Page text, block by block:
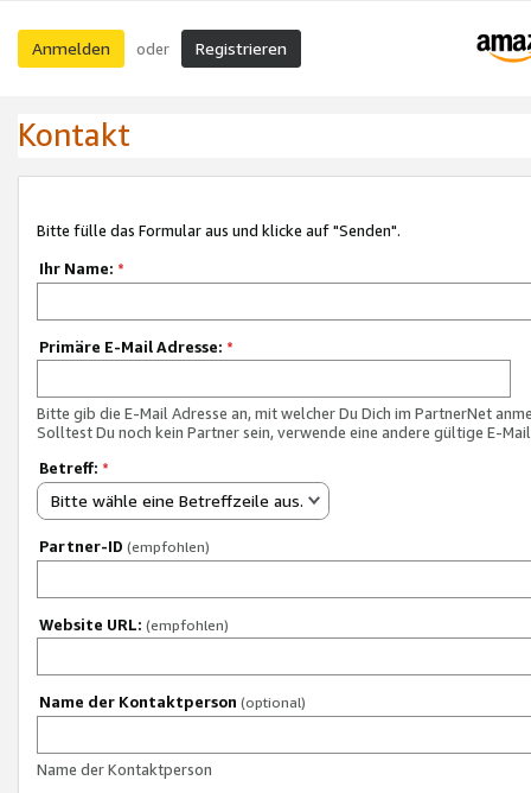
Anmelden oder Registrieren
Kontakt
Bitte fülle das Formular aus und klicke auf "Senden".
Ihr Name: *
Primäre E-Mail Adresse: *
Bitte gib die E-Mail Adresse an, mit welcher Du Dich im PartnerNet
Solltest Du noch kein Partner sein, verwende eine andere gültige E-
Betreff: *
Bitte wähle eine Betreffzeile aus.
Partner-ID (empfohlen)
Website URL: (empfohlen)
Name der Kontaktperson (optional)
Name der Kontaktperson